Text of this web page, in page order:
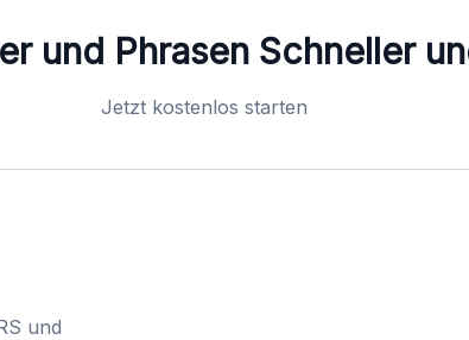
und Phrasen Schneller
Jetzt kostenlos starten
und